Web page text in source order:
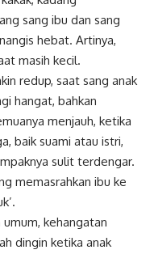
sang ibu dan sang
hebat. Artinya,
masih kecil.
redup, saat sang anak
hangat, bahkan
menjauh, ketika
baik suami atau istri,
sulit terdengar.
memasrahkan ibu ke
kehangatan
dingin ketika anak